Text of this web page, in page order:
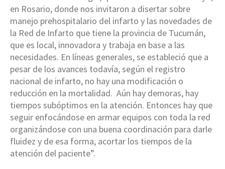
en Rosario, donde nos invitaron a disertar sobre
manejo prehospitalario del infarto y las novedades de
la Red de Infarto que tiene la provincia de Tucumán,
que es local, innovadora y trabaja en base a las
necesidades. En líneas generales, se estableció que a
pesar de los avances todavía, según el registro
nacional de infarto, no hay una modificación o
reducción en la mortalidad. Aún hay demoras, hay
tiempos subóptimos en la atención. Entonces hay que
seguir enfocándose en armar equipos con toda la red
organizándose con una buena coordinación para darle
fluidez y de esa forma, acortar los tiempos de la
atención del paciente”.